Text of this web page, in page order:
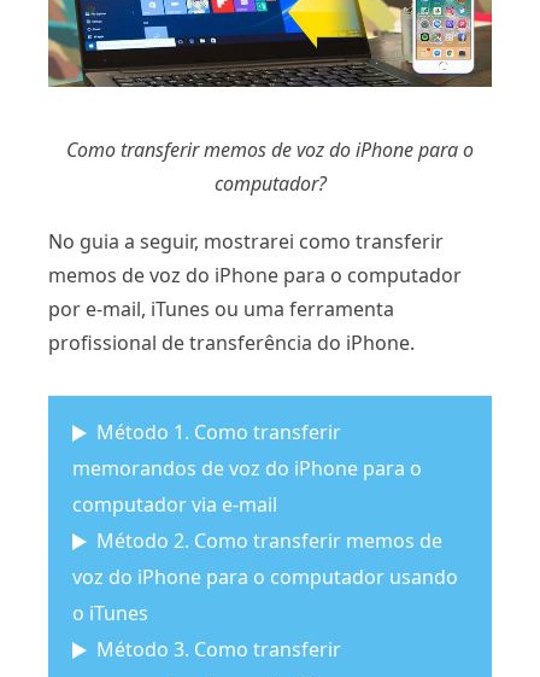
Como transferir memos de voz do iPhone para o
computador?
No guia a seguir, mostrarei como transferir
memos de voz do iPhone para o computador
por e-mail, iTunes ou uma ferramenta
profissional de transferência do iPhone.
Método 1. Como transferir
memorandos de voz do iPhone para o
computador via e-mail
Método 2. Como transferir memos de
voz do iPhone para o computador usando
o iTunes
Método 3. Como transferir